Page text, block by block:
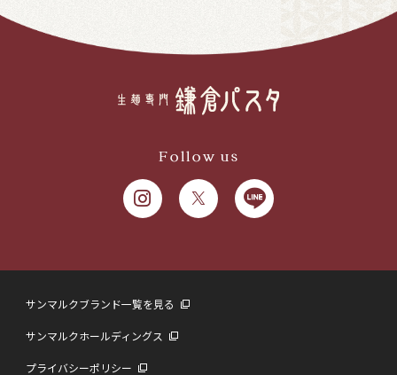
Follow us
サンマルクブランド一覧を見る
サンマルクホールディングス
プライバシーポリシー